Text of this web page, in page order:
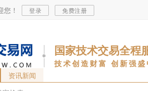
！ 登录 免费注册
国家技术交易全程
技术创造财富 创新强
资讯新闻